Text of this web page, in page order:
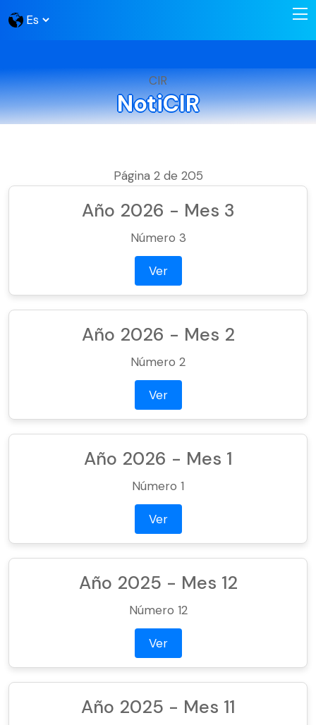
CIR
NotiCIR
Página 2 de 205
Año 2026 - Mes 3
Número 3
Ver
Año 2026 - Mes 2
Número 2
Ver
Año 2026 - Mes 1
Número 1
Ver
Año 2025 - Mes 12
Número 12
Ver
Año 2025 - Mes 11